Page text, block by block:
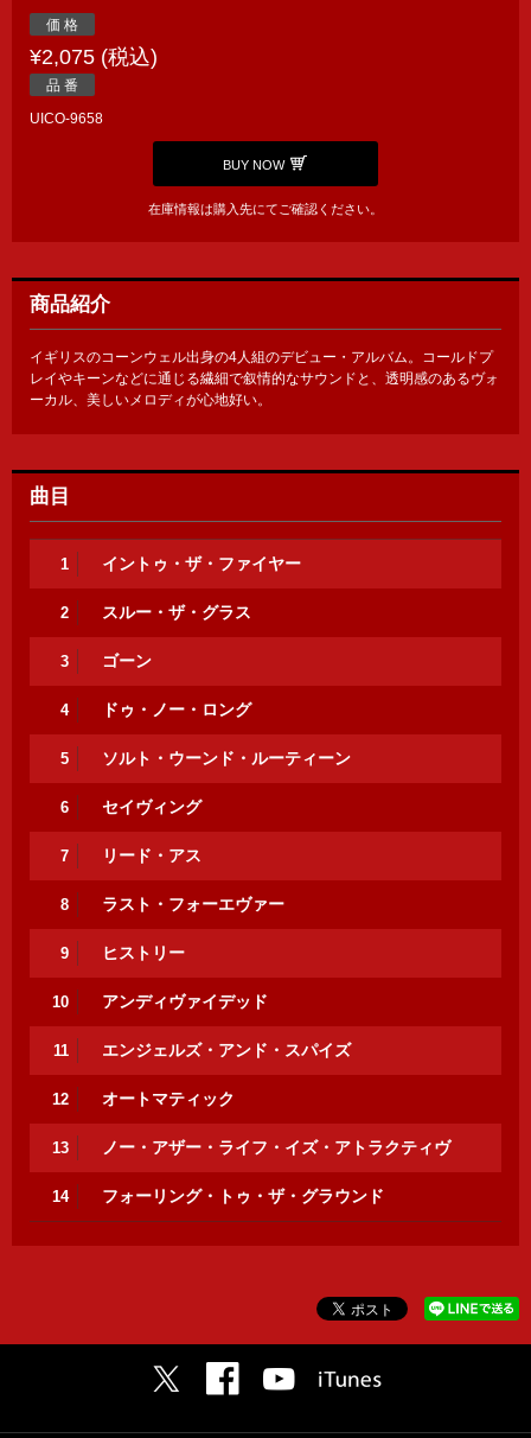
価 格
¥2,075 (税込)
品 番
UICO-9658
BUY NOW
在庫情報は購入先にてご確認ください。
商品紹介
イギリスのコーンウェル出身の4人組のデビュー・アルバム。コールドプ
レイやキーンなどに通じる繊細で叙情的なサウンドと、透明感のあるヴォ
ーカル、美しいメロディが心地好い。
曲目
1 イントゥ・ザ・ファイヤー
2 スルー・ザ・グラス
3 ゴーン
4 ドゥ・ノー・ロング
5 ソルト・ウーンド・ルーティーン
6 セイヴィング
7 リード・アス
8 ラスト・フォーエヴァー
9 ヒストリー
10 アンディヴァイデッド
11 エンジェルズ・アンド・スパイズ
12 オートマティック
13 ノー・アザー・ライフ・イズ・アトラクティヴ
14 フォーリング・トゥ・ザ・グラウンド